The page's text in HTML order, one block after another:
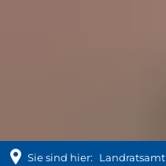
Sie sind hier:
Landratsamt